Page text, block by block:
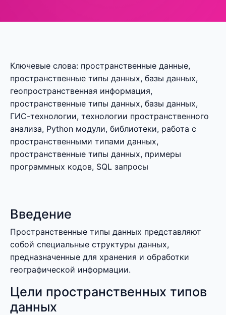
Ключевые слова: пространственные данные,
пространственные типы данных, базы данных,
геопространственная информация,
пространственные типы данных, базы данных,
ГИС-технологии, технологии пространственного
анализа, Python модули, библиотеки, работа с
пространственными типами данных,
пространственные типы данных, примеры
программных кодов, SQL запросы
Введение
Пространственные типы данных представляют
собой специальные структуры данных,
предназначенные для хранения и обработки
географической информации.
Цели пространственных типов
данных